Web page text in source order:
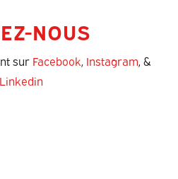
NOUS
sur Facebook, Instagram, &
Linkedin